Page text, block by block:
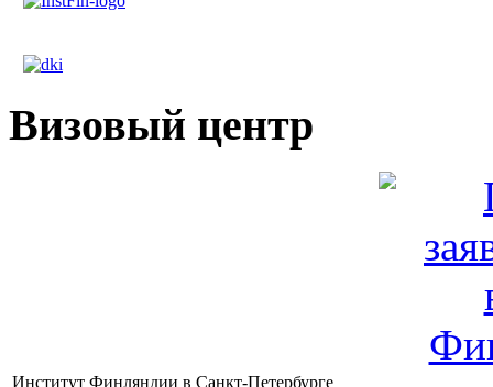
Визовый центр
Институт Финляндии в Санкт-Петербурге